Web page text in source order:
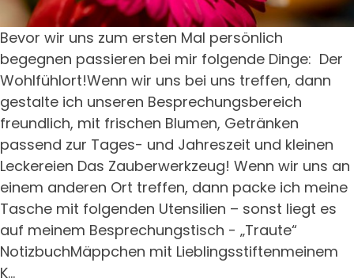
Bevor wir uns zum ersten Mal persönlich
begegnen passieren bei mir folgende Dinge: Der
Wohlfühlort!Wenn wir uns bei uns treffen, dann
gestalte ich unseren Besprechungsbereich
freundlich, mit frischen Blumen, Getränken
passend zur Tages- und Jahreszeit und kleinen
Leckereien Das Zauberwerkzeug! Wenn wir uns an
einem anderen Ort treffen, dann packe ich meine
Tasche mit folgenden Utensilien – sonst liegt es
auf meinem Besprechungstisch - „Traute“
NotizbuchMäppchen mit Lieblingsstiftenmeinem
K...